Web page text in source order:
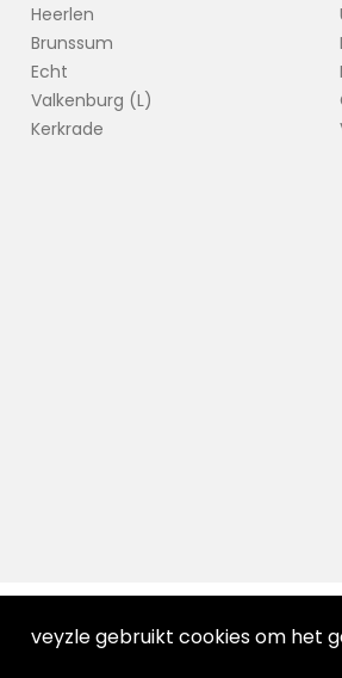
Heerlen
Brunssum
Echt
Valkenburg (L)
Kerkrade
veyzle gebruikt cookies om het